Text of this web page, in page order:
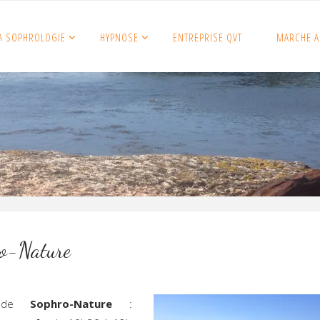
SOPHROLOGIE HYPNOSE ENTREPRISE QVT MARCHE
Nature
de Sophro-Nature :